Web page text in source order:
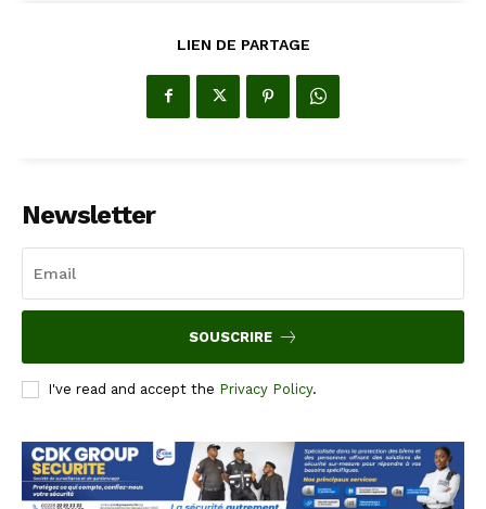
LIEN DE PARTAGE
Newsletter
SOUSCRIRE
I've read and accept the Privacy Policy.